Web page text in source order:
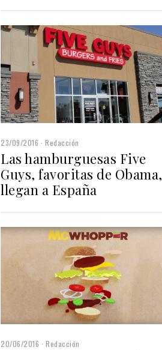
23/09/2016 Redacción
Las hamburguesas Five
Guys, favoritas de Obama,
llegan a España
20/06/2016 Redacción